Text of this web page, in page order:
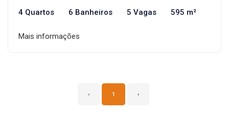
4 Quartos 6 Banheiros 5 Vagas 595 m²
Mais informações
‹ 1 ›